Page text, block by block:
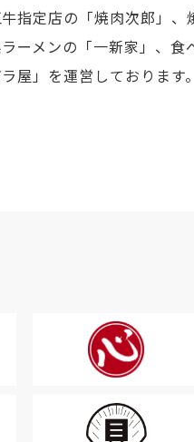
指定店の「焼肉次郎」、
ーメンの「一新家」、
屋」を運営しております。